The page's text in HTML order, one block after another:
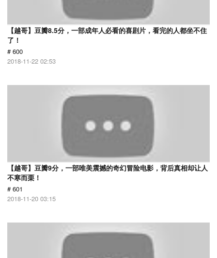
【越哥】豆瓣8.5分，一部成年人必看的喜剧片，看完的人都坐不住
了！
# 600
2018-11-22 02:53
【越哥】豆瓣9分，一部唯美震撼的奇幻冒险电影，背后真相却让人
不寒而栗！
# 601
2018-11-20 03:15